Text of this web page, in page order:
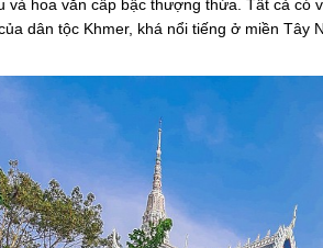
và hoa văn cấp bậc thượng thừa. Tất cả
dân tộc Khmer, khá nổi tiếng ở miền